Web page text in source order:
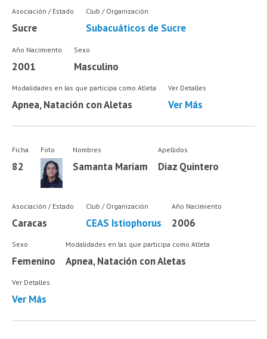
Asociación / Estado
Sucre
Club / Organización
Subacuáticos de Sucre
Año Nacimiento
2001
Sexo
Masculino
Modalidades en las que participa como Atleta
Apnea, Natación con Aletas
Ver Detalles
Ver Más
Ficha
82
Foto Nombres
Samanta Mariam
Apellidos
Diaz Quintero
Asociación / Estado
Caracas
Club / Organización
CEAS Istiophorus
Año Nacimiento
2006
Sexo
Femenino
Modalidades en las que participa como Atleta
Apnea, Natación con Aletas
Ver Detalles
Ver Más